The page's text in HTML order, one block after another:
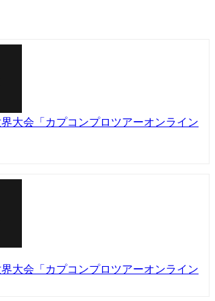
界大会「カプコンプロツアーオンライン
界大会「カプコンプロツアーオンライン